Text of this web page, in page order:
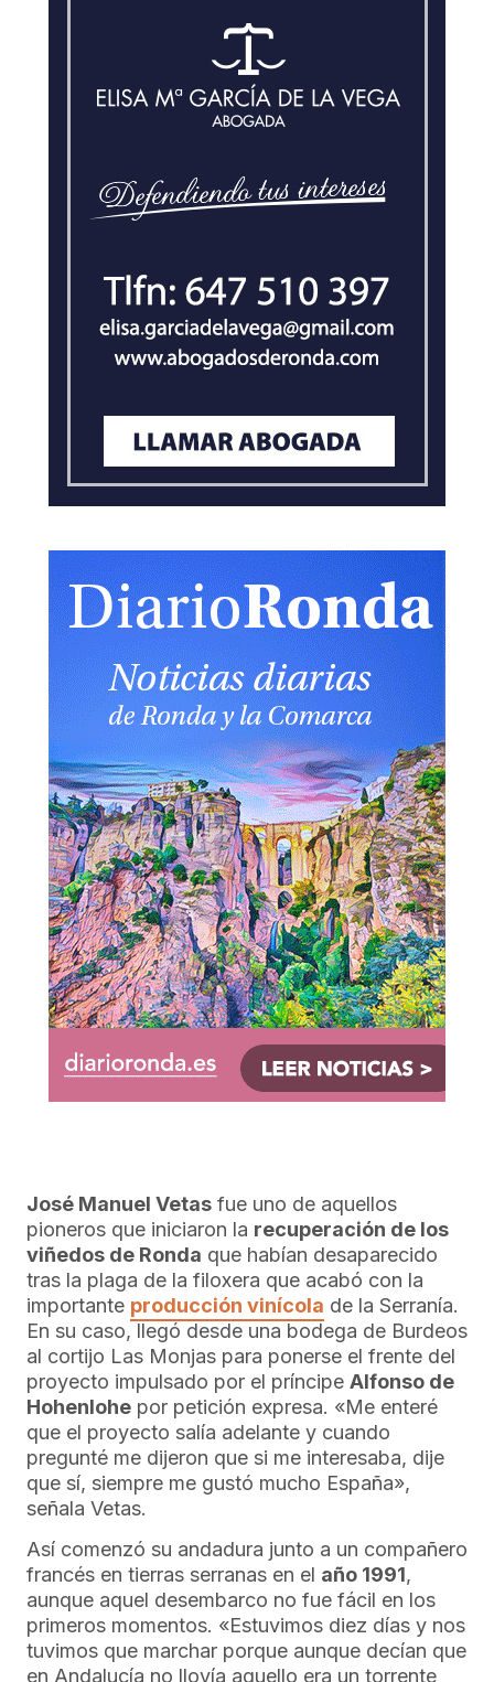
José Manuel Vetas fue uno de aquellos
pioneros que iniciaron la recuperación de los
viñedos de Ronda que habían desaparecido
tras la plaga de la filoxera que acabó con la
importante producción vinícola de la Serranía.
En su caso, llegó desde una bodega de Burdeos
al cortijo Las Monjas para ponerse el frente del
proyecto impulsado por el príncipe Alfonso de
Hohenlohe por petición expresa. «Me enteré
que el proyecto salía adelante y cuando
pregunté me dijeron que si me interesaba, dije
que sí, siempre me gustó mucho España»,
señala Vetas.
Así comenzó su andadura junto a un compañero
francés en tierras serranas en el año 1991,
aunque aquel desembarco no fue fácil en los
primeros momentos. «Estuvimos diez días y nos
tuvimos que marchar porque aunque decían que
en Andalucía no llovía aquello era un torrente